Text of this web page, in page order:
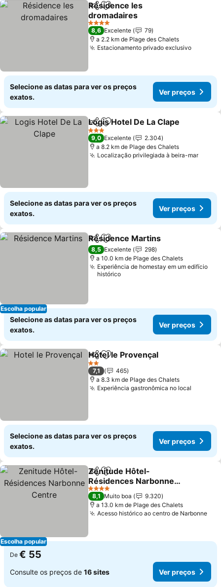
PartilharAdicionar aos favoritos
Résidence les
dromadaires
4 Estrelas
8,6 Excelente
79
a 2.2 km de Plage des Chalets
Estacionamento privado exclusivo
Selecione as datas para ver os preços
exatos.
Ver preços
PartilharAdicionar aos favoritos
Logis Hotel De La Clape
3 Estrelas
9,0 Excelente
2.304
a 8.2 km de Plage des Chalets
Localização privilegiada à beira-mar
Selecione as datas para ver os preços
exatos.
Ver preços
Escolha popular
PartilharAdicionar aos favoritos
Résidence Martins
8,5 Excelente
298
a 10.0 km de Plage des Chalets
Experiência de homestay em um edifício
histórico
Selecione as datas para ver os preços
exatos.
Ver preços
PartilharAdicionar aos favoritos
Hotel le Provençal
2 Estrelas
7,1
465
a 8.3 km de Plage des Chalets
Experiência gastronômica no local
Selecione as datas para ver os preços
exatos.
Ver preços
Escolha popular
PartilharAdicionar aos favoritos
Zenitude Hôtel-
Résidences Narbonne
Centre
4 Estrelas
8,1 Muito boa
9.320
a 13.0 km de Plage des Chalets
Acesso histórico ao centro de Narbonne
De € 55
Consulte os preços de 16 sites Ver preços